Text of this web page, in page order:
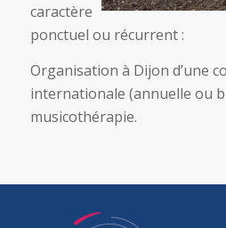
caractère
ponctuel ou récurrent :
Organisation à Dijon d’une
internationale (annuelle ou
musicothérapie.